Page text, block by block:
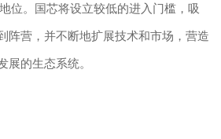
位。国芯将设立较低的进入门槛，吸
阵营，并不断地扩展技术和市场，营造
展的生态系统。